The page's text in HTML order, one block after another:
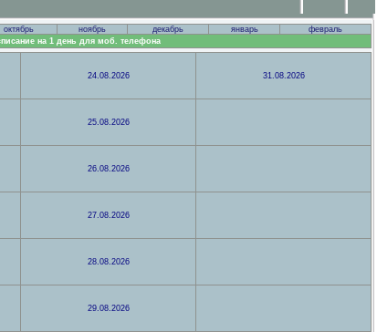
октябрь ноябрь декабрь январь
февраль
на 1 день для моб. телефона
24.08.2026 31.08.2026
25.08.2026
26.08.2026
27.08.2026
28.08.2026
29.08.2026